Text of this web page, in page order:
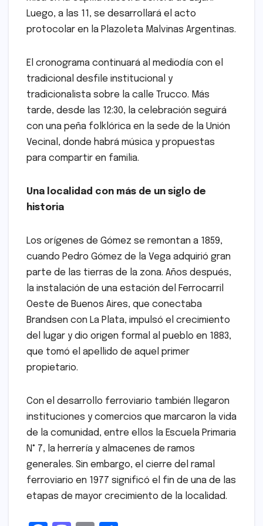
Luego, a las 11, se desarrollará el acto
protocolar en la Plazoleta Malvinas Argentinas.
El cronograma continuará al mediodía con el
tradicional desfile institucional y
tradicionalista sobre la calle Trucco. Más
tarde, desde las 12:30, la celebración seguirá
con una peña folklórica en la sede de la Unión
Vecinal, donde habrá música y propuestas
para compartir en familia.
Una localidad con más de un siglo de
historia
Los orígenes de Gómez se remontan a 1859,
cuando Pedro Gómez de la Vega adquirió gran
parte de las tierras de la zona. Años después,
la instalación de una estación del Ferrocarril
Oeste de Buenos Aires, que conectaba
Brandsen con La Plata, impulsó el crecimiento
del lugar y dio origen formal al pueblo en 1883,
que tomó el apellido de aquel primer
propietario.
Con el desarrollo ferroviario también llegaron
instituciones y comercios que marcaron la vida
de la comunidad, entre ellos la Escuela Primaria
N° 7, la herrería y almacenes de ramos
generales. Sin embargo, el cierre del ramal
ferroviario en 1977 significó el fin de una de las
etapas de mayor crecimiento de la localidad.